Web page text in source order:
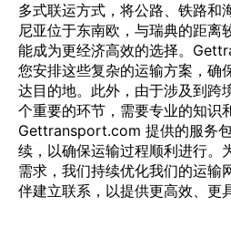
多式联运方式，将公路、铁路和
尼亚位于东南欧，与瑞典的距离
能成为更经济高效的选择。
您安排这些复杂的运输方案，确
达目的地。此外，由于涉及到跨
个重要的环节，需要专业的知识
Gettransport.com 提供的服务
续，以确保运输过程顺利进行。
需求，我们持续优化我们的运输
伴建立联系，以提供更高效、更